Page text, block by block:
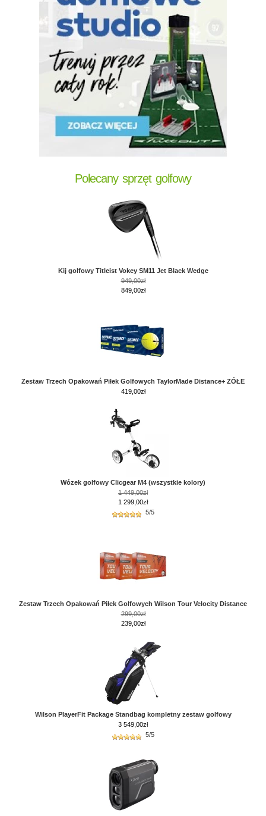
Polecany sprzęt golfowy
Kij golfowy Titleist Vokey SM11 Jet Black Wedge
949,00zł
849,00zł
Zestaw Trzech Opakowań Piłek Golfowych TaylorMade Distance+ ZÓŁE
419,00zł
Wózek golfowy Clicgear M4 (wszystkie kolory)
1 449,00zł
1 299,00zł
5/5
Zestaw Trzech Opakowań Piłek Golfowych Wilson Tour Velocity Distance
299,00zł
239,00zł
Wilson PlayerFit Package Standbag kompletny zestaw golfowy
3 549,00zł
5/5